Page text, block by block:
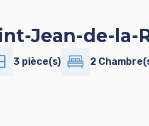
Jean-de-la-
3 pièce(s) 2